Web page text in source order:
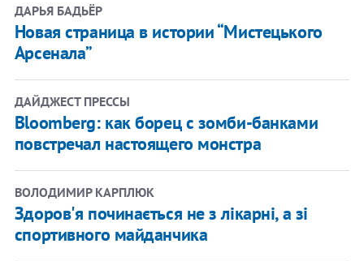
ДАРЬЯ БАДЬЁР
Новая страница в истории “Мистецького
Арсенала”
ДАЙДЖЕСТ ПРЕССЫ
Bloomberg: как борец с зомби-банками
повстречал настоящего монстра
ВОЛОДИМИР КАРПЛЮК
Здоров'я починається не з лікарні, а зі
спортивного майданчика